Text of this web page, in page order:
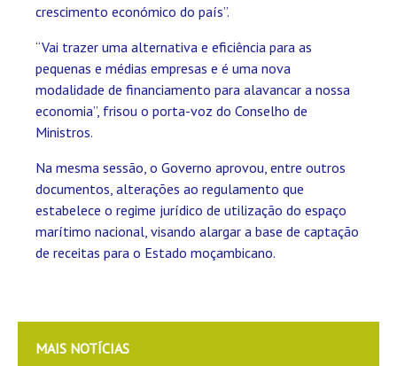
crescimento económico do país”.
“Vai trazer uma alternativa e eficiência para as
pequenas e médias empresas e é uma nova
modalidade de financiamento para alavancar a nossa
economia”, frisou o porta-voz do Conselho de
Ministros.
Na mesma sessão, o Governo aprovou, entre outros
documentos, alterações ao regulamento que
estabelece o regime jurídico de utilização do espaço
marítimo nacional, visando alargar a base de captação
de receitas para o Estado moçambicano.
MAIS NOTÍCIAS